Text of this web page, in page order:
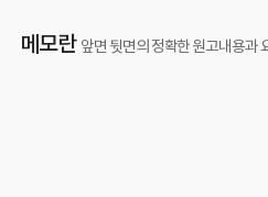
메모란 앞면 뒷면의 정확한 원고내용과